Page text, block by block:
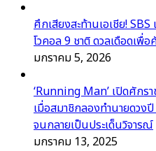
ศึกเสียงสะท้านเอเชีย!
โวคอล 9 ชาติ ดวลเดือดเพื่
มกราคม 5, 2026
‘Running Man’ เปิดศักร
เมื่อสมาชิกลองทำนายดวงปี
จนกลายเป็นประเด็นวิจารณ์
มกราคม 13, 2025